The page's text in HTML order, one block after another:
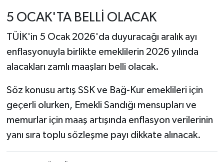
5 OCAK'TA BELLİ OLACAK
TÜİK'in 5 Ocak 2026'da duyuracağı aralık ayı
enflasyonuyla birlikte emeklilerin 2026 yılında
alacakları zamlı maaşları belli olacak.
Söz konusu artış SSK ve Bağ-Kur emeklileri için
geçerli olurken, Emekli Sandığı mensupları ve
memurlar için maaş artışında enflasyon verilerinin
yanı sıra toplu sözleşme payı dikkate alınacak.